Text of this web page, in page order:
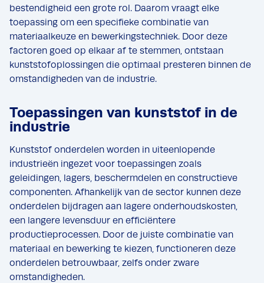
bestendigheid een grote rol. Daarom vraagt elke
toepassing om een specifieke combinatie van
materiaalkeuze en bewerkingstechniek. Door deze
factoren goed op elkaar af te stemmen, ontstaan
kunststofoplossingen die optimaal presteren binnen de
omstandigheden van de industrie.
Toepassingen van kunststof in de
industrie
Kunststof onderdelen worden in uiteenlopende
industrieën ingezet voor toepassingen zoals
geleidingen, lagers, beschermdelen en constructieve
componenten. Afhankelijk van de sector kunnen deze
onderdelen bijdragen aan lagere onderhoudskosten,
een langere levensduur en efficiëntere
productieprocessen. Door de juiste combinatie van
materiaal en bewerking te kiezen, functioneren deze
onderdelen betrouwbaar, zelfs onder zware
omstandigheden.